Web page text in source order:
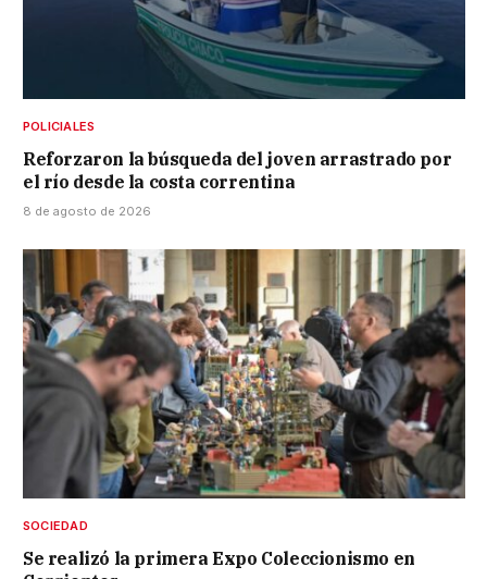
POLICIALES
Reforzaron la búsqueda del joven arrastrado por
el río desde la costa correntina
8 de agosto de 2026
SOCIEDAD
Se realizó la primera Expo Coleccionismo en